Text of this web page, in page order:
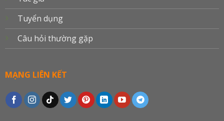
Tuyển dụng
Câu hỏi thường gặp
MẠNG LIÊN KẾT